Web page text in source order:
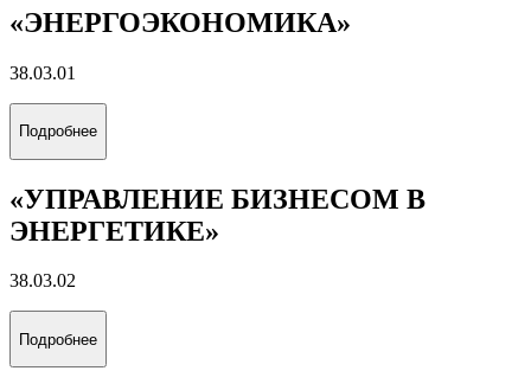
«ЭНЕРГОЭКОНОМИКА»
38.03.01
Подробнее
«УПРАВЛЕНИЕ БИЗНЕСОМ В
ЭНЕРГЕТИКЕ»
38.03.02
Подробнее